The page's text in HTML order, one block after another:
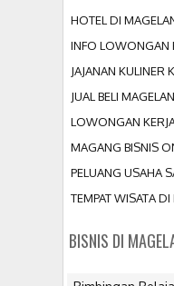
HOTEL DI
INFO LOWONGAN
JAJANAN KULINER
JUAL BELI
LOWONGAN
MAGANG BISNIS
PELUANG USAHA
TEMPAT WISATA
BISNIS DI